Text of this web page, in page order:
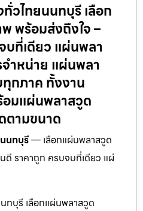
วไทยนนทบุรี เลือก
พร้อมส่งถึงใจ –
บที่เดียว แผ่นพลา
ำหน่าย แผ่นพลา
กภาค ทั้งงาน
อมแผ่นพลาสวูด
ตามขนาด
นทบุรี— เลือกแผ่นพลาสวูด
ราคาถูก ครบจบที่เดียว แผ่
ทบุรี เลือกแผ่นพลาสวูด